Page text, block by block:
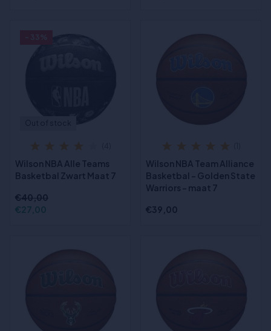
Wilson NBA Alle Teams
Basketbal Zwart Maat 7
€40,00
€27,00
Wilson NBA Team Alliance
Basketbal - Golden State
Warriors - maat 7
€39,00